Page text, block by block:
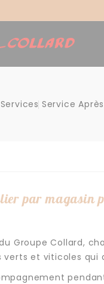
Service
par magasin
Groupe Collard,
verts et viticoles